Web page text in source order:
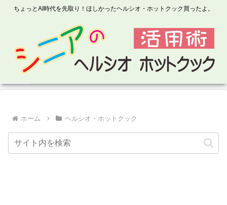
ちょっとAI時代を先取り！ほしかったヘルシオ・ホットクック買ったよ。
ホーム ヘルシオ・ホットクック